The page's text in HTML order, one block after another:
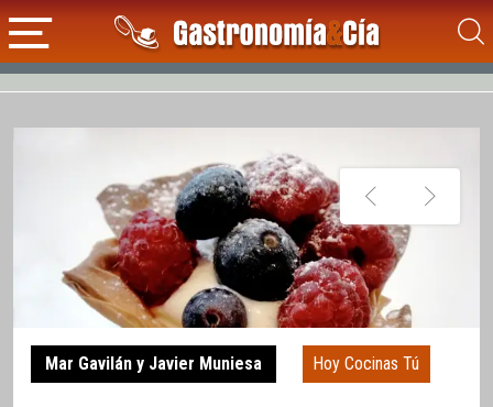
Mar Gavilán y Javier Muniesa Hoy Cocinas Tú